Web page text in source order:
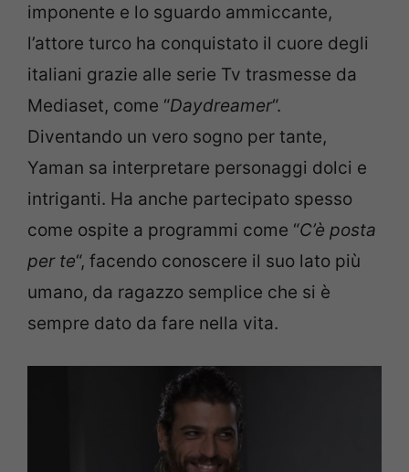
imponente e lo sguardo ammiccante,
l’attore turco ha conquistato il cuore degli
italiani grazie alle serie Tv trasmesse da
Mediaset, come “Daydreamer“.
Diventando un vero sogno per tante,
Yaman sa interpretare personaggi dolci e
intriganti. Ha anche partecipato spesso
come ospite a programmi come “C’è posta
per te“, facendo conoscere il suo lato più
umano, da ragazzo semplice che si è
sempre dato da fare nella vita.